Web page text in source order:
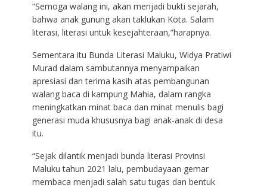
“Semoga walang ini, akan menjadi bukti sejarah,
bahwa anak gunung akan taklukan Kota. Salam
literasi, literasi untuk kesejahteraan,”harapnya.
Sementara itu Bunda Literasi Maluku, Widya Pratiwi
Murad dalam sambutannya menyampaikan
apresiasi dan terima kasih atas pembangunan
walang baca di kampung Mahia, dalam rangka
meningkatkan minat baca dan minat menulis bagi
generasi muda khususnya bagi anak-anak di desa
itu.
“Sejak dilantik menjadi bunda literasi Provinsi
Maluku tahun 2021 lalu, pembudayaan gemar
membaca menjadi salah satu tugas dan bentuk